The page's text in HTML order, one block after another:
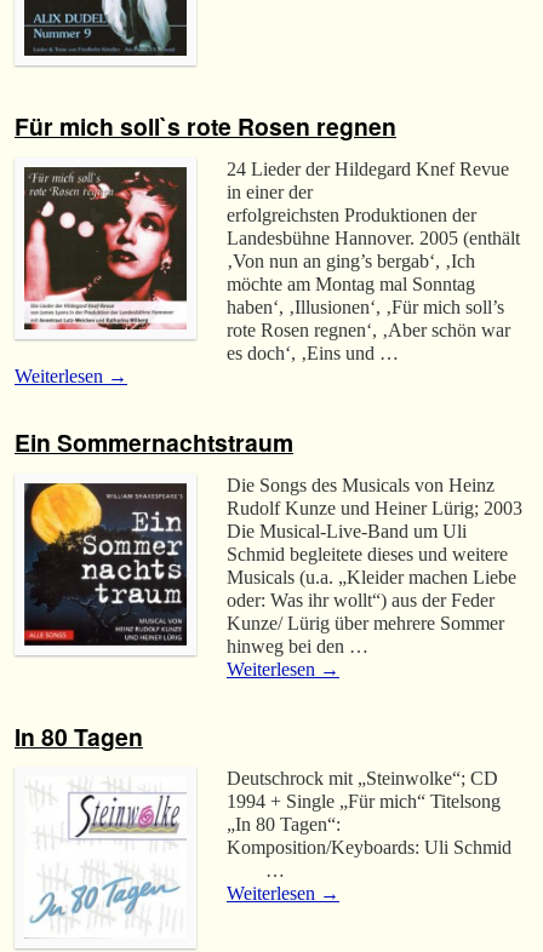
Für mich soll`s rote Rosen regnen
24 Lieder der Hildegard Knef Revue
in einer der
erfolgreichsten Produktionen der
Landesbühne Hannover. 2005 (enthält
‚Von nun an ging’s bergab‘, ‚Ich
möchte am Montag mal Sonntag
haben‘, ‚Illusionen‘, ‚Für mich soll’s
rote Rosen regnen‘, ‚Aber schön war
es doch‘, ‚Eins und …
Weiterlesen →
Ein Sommernachtstraum
Die Songs des Musicals von Heinz
Rudolf Kunze und Heiner Lürig; 2003
Die Musical-Live-Band um Uli
Schmid begleitete dieses und weitere
Musicals (u.a. „Kleider machen Liebe
oder: Was ihr wollt“) aus der Feder
Kunze/ Lürig über mehrere Sommer
hinweg bei den …
Weiterlesen →
In 80 Tagen
Deutschrock mit „Steinwolke“; CD
1994 + Single „Für mich“ Titelsong
„In 80 Tagen“:
Komposition/Keyboards: Uli Schmid
…
Weiterlesen →